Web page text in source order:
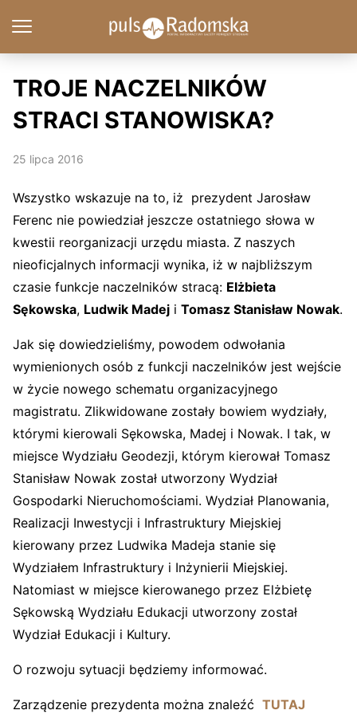
TROJE NACZELNIKÓW
STRACI STANOWISKA?
25 lipca 2016
Wszystko wskazuje na to, iż prezydent Jarosław
Ferenc nie powiedział jeszcze ostatniego słowa w
kwestii reorganizacji urzędu miasta. Z naszych
nieoficjalnych informacji wynika, iż w najbliższym
czasie funkcje naczelników stracą: Elżbieta
Sękowska, Ludwik Madej i Tomasz Stanisław Nowak.
Jak się dowiedzieliśmy, powodem odwołania
wymienionych osób z funkcji naczelników jest wejście
w życie nowego schematu organizacyjnego
magistratu. Zlikwidowane zostały bowiem wydziały,
którymi kierowali Sękowska, Madej i Nowak. I tak, w
miejsce Wydziału Geodezji, którym kierował Tomasz
Stanisław Nowak został utworzony Wydział
Gospodarki Nieruchomościami. Wydział Planowania,
Realizacji Inwestycji i Infrastruktury Miejskiej
kierowany przez Ludwika Madeja stanie się
Wydziałem Infrastruktury i Inżynierii Miejskiej.
Natomiast w miejsce kierowanego przez Elżbietę
Sękowską Wydziału Edukacji utworzony został
Wydział Edukacji i Kultury.
O rozwoju sytuacji będziemy informować.
Zarządzenie prezydenta można znaleźć TUTAJ